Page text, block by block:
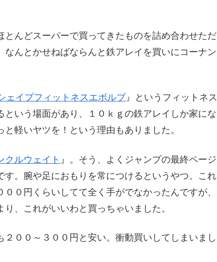
んどスーパーで買ってきたものを詰め合わせただ
んとかせねばならんと鉄アレイを買いにコーナン
ェイプフィットネスエボルブ』というフィットネス
いう場面があり、１０ｋｇの鉄アレイしか家にな
軽いヤツを！という理由もありました。
クルウェイト 』。そう、よくジャンプの最終ページ
。腕や足におもりを常につけるというやつ。これ
０円くらいしてて全く手がでなかったんですが、
、これがいいわと買っちゃいました。
２００～３００円と安い。衝動買いしてしまいまし